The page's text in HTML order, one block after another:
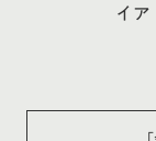
イア
「